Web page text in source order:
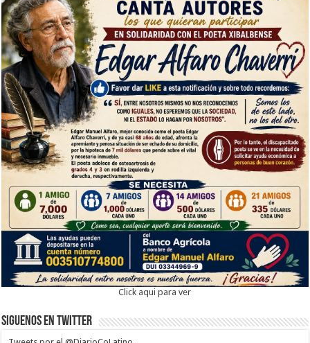
Click aqui para ver
Siguenos en twitter